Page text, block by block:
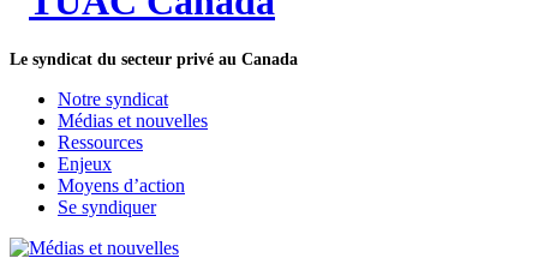
Le syndicat du secteur privé au Canada
Notre syndicat
Médias et nouvelles
Ressources
Enjeux
Moyens d’action
Se syndiquer